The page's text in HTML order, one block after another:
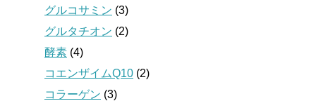
グルコサミン (3)
グルタチオン (2)
酵素 (4)
コエンザイムQ10 (2)
コラーゲン (3)